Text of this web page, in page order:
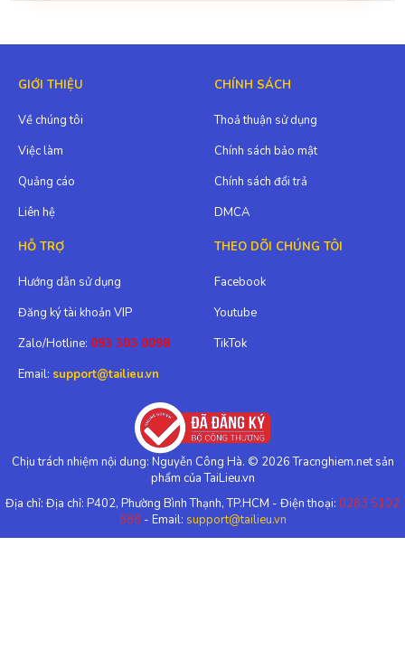
GIỚI THIỆU
Về chúng tôi
Việc làm
Quảng cáo
Liên hệ
CHÍNH SÁCH
Thoả thuận sử dụng
Chính sách bảo mật
Chính sách đổi trả
DMCA
HỖ TRỢ
Hướng dẫn sử dụng
Đăng ký tài khoản VIP
Zalo/Hotline: 093 303 0098
Email: support@tailieu.vn
THEO DÕI CHÚNG TÔI
Facebook
Youtube
TikTok
Chịu trách nhiệm nội dung: Nguyễn Công Hà. © 2026 Tracnghiem.net sản
phẩm của TaiLieu.vn
Địa chỉ: Địa chỉ: P402, Phường Bình Thạnh, TP.HCM - Điện thoại: 0283 5102
888 - Email: support@tailieu.vn